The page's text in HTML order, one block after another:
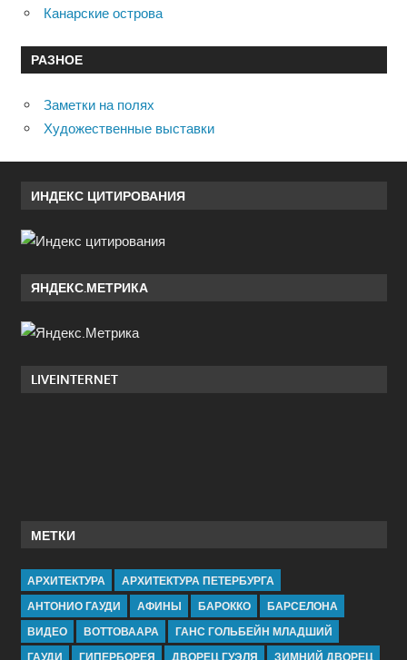
Канарские острова
РАЗНОЕ
Заметки на полях
Художественные выставки
ИНДЕКС ЦИТИРОВАНИЯ
ЯНДЕКС.МЕТРИКА
LIVEINTERNET
МЕТКИ
АРХИТЕКТУРА
АРХИТЕКТУРА ПЕТЕРБУРГА
АНТОНИО ГАУДИ
АФИНЫ БАРОККО
БАРСЕЛОНА
ВИДЕО
ВОТТОВААРА
ГАНС ГОЛЬБЕЙН МЛАДШИЙ
ГАУДИ
ГИПЕРБОРЕЯ ДВОРЕЦ ГУЭЛЯ ЗИМНИЙ ДВОРЕЦ